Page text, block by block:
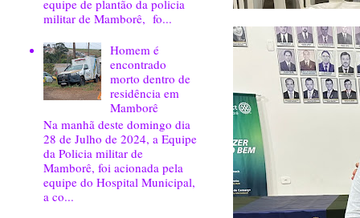
equipe de plantão da policia
militar de Mamborê, fo...
Homem é
encontrado
morto dentro de
residência em
Mamborê
Na manhã deste domingo dia
28 de Julho de 2024, a Equipe
da Policia militar de
Mamborê, foi acionada pela
equipe do Hospital Municipal,
a co...